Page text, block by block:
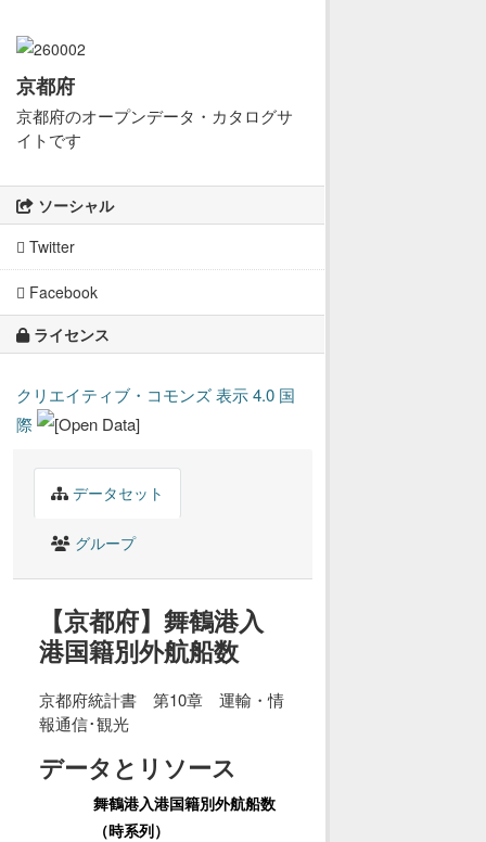
京都府
京都府のオープンデータ・カタログサ
イトです
ソーシャル
Twitter
Facebook
ライセンス
クリエイティブ・コモンズ 表示 4.0 国
際
データセット
グループ
【京都府】舞鶴港入
港国籍別外航船数
京都府統計書 第10章 運輸・情
報通信･観光
データとリソース
舞鶴港入港国籍別外航船数
（時系列）